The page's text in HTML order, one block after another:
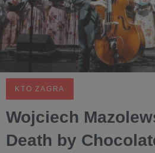
KTO ZAGRA
Wojciech
Death by